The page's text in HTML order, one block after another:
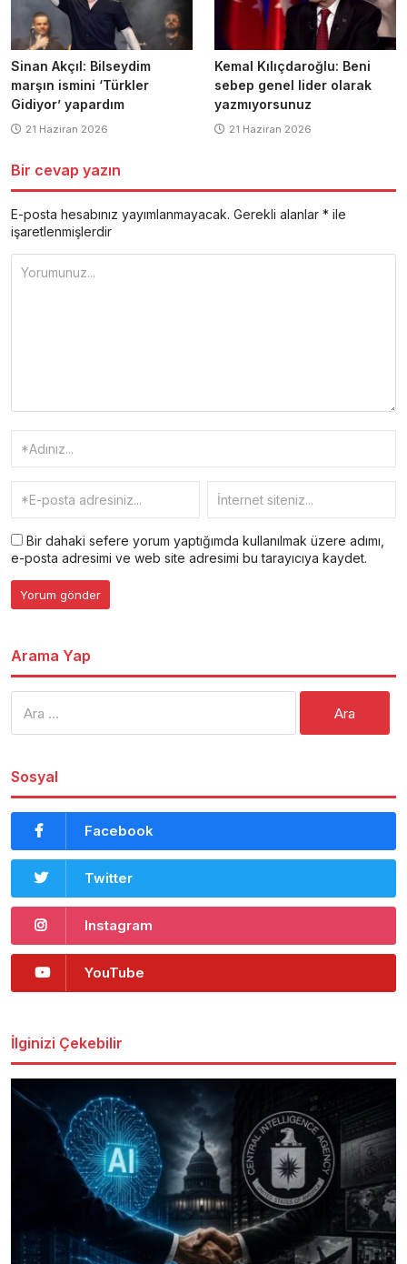
Sinan Akçıl: Bilseydim
marşın ismini ‘Türkler
Gidiyor’ yapardım
21 Haziran 2026
Kemal Kılıçdaroğlu: Beni
sebep genel lider olarak
yazmıyorsunuz
21 Haziran 2026
Bir cevap yazın
E-posta hesabınız yayımlanmayacak. Gerekli alanlar * ile
işaretlenmişlerdir
Bir dahaki sefere yorum yaptığımda kullanılmak üzere adımı,
e-posta adresimi ve web site adresimi bu tarayıcıya kaydet.
Arama Yap
Sosyal
Facebook
Twitter
Instagram
YouTube
İlginizi Çekebilir